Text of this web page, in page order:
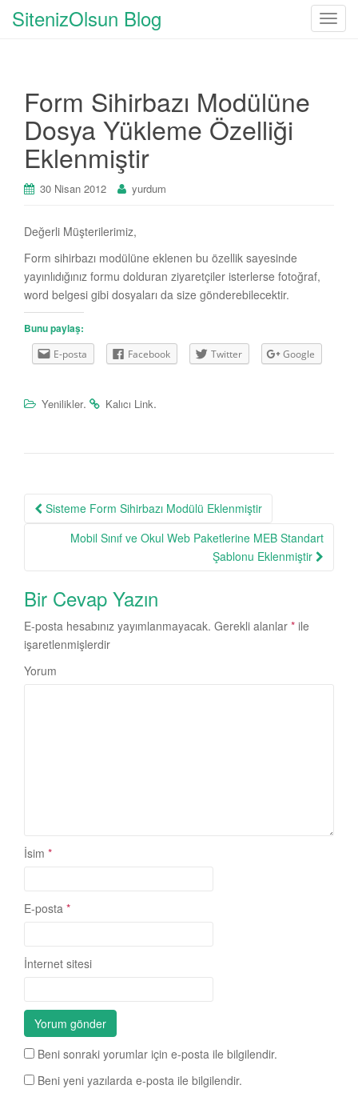
T
SitenizOlsun Blog
Form Sihirbazı Modülüne
Dosya Yükleme Özelliği
Eklenmiştir
30 Nisan 2012 yurdum
Değerli Müşterilerimiz,
Form sihirbazı modülüne eklenen bu özellik sayesinde
yayınlıdığınız formu dolduran ziyaretçiler isterlerse fotoğraf,
word belgesi gibi dosyaları da size gönderebilecektir.
Bunu paylaş:
E-posta Facebook Twitter Google
Yenilikler. Kalıcı Link.
Post navigation
Sisteme Form Sihirbazı Modülü Eklenmiştir
Mobil Sınıf ve Okul Web Paketlerine MEB Standart
Şablonu Eklenmiştir
Bir Cevap Yazın
E-posta hesabınız yayımlanmayacak. Gerekli alanlar * ile
işaretlenmişlerdir
Yorum
İsim *
E-posta *
İnternet sitesi
Beni sonraki yorumlar için e-posta ile bilgilendir.
Beni yeni yazılarda e-posta ile bilgilendir.